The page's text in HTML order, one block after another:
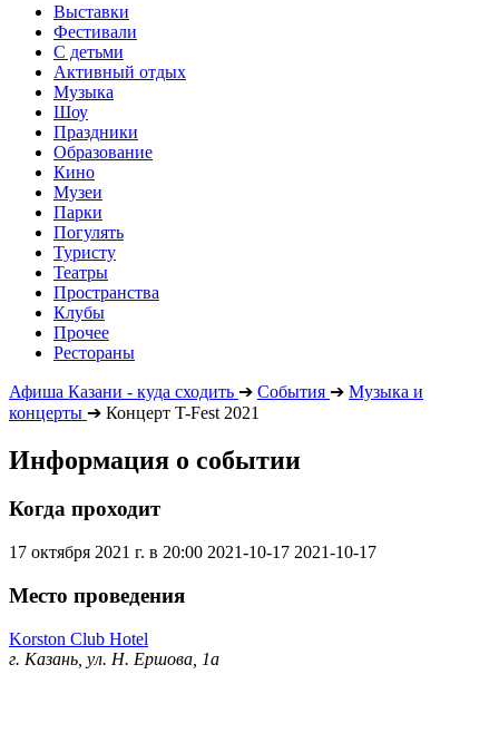
Выставки
Фестивали
С детьми
Активный отдых
Музыка
Шоу
Праздники
Образование
Кино
Музеи
Парки
Погулять
Туристу
Театры
Пространства
Клубы
Прочее
Рестораны
Афиша Казани - куда сходить ➔ События ➔ Музыка и
концерты ➔ Концерт T-Fest 2021
Информация о событии
Когда проходит
17 октября 2021 г. в 20:00 2021-10-17 2021-10-17
Место проведения
Korston Club Hotel
г. Казань, ул. Н. Ершова, 1а